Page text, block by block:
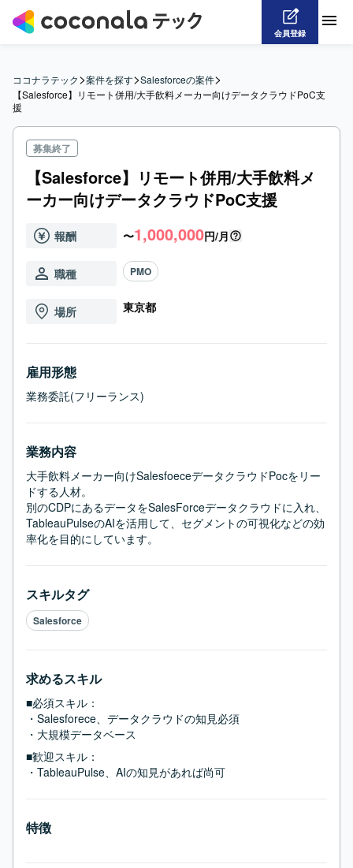
会員登録
ココナラテック>案件を探す>Salesforceの案件>
【Salesforce】リモート併用/大手飲料メーカー向けデータクラウドPoC支
援
募集終了
【Salesforce】リモート併用/大手飲料メ
ーカー向けデータクラウドPoC支援
報酬 〜1,000,000円/月
職種 PMO
場所 東京都
雇用形態
業務委託(フリーランス)
業務内容
大手飲料メーカー向けSalesfoeceデータクラウドPocをリー
ドする人材。
別のCDPにあるデータをSalesForceデータクラウドに入れ、
TableauPulseのAIを活用して、セグメントの可視化などの効
率化を目的にしています。
スキルタグ
Salesforce
求めるスキル
■必須スキル：
・Salesforece、データクラウドの知見必須
・大規模データベース
■歓迎スキル：
・TableauPulse、AIの知見があれば尚可
特徴